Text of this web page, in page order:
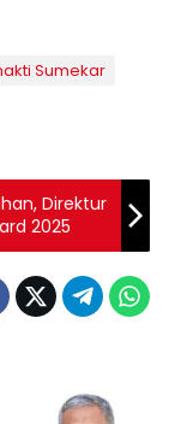
Sumekar
Direktur
2025